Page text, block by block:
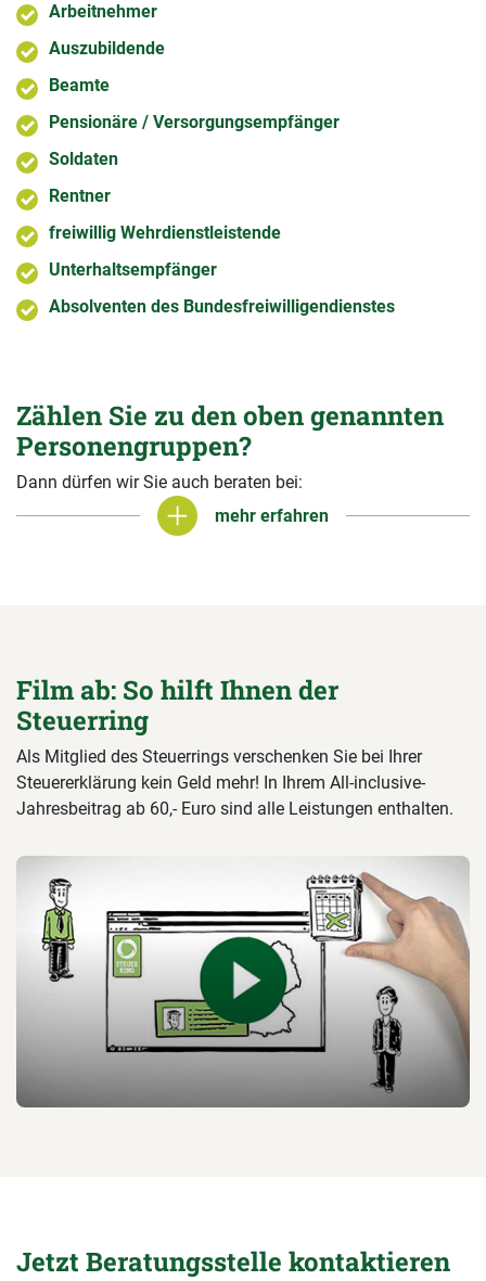
Arbeitnehmer
Auszubildende
Beamte
Pensionäre / Versorgungsempfänger
Soldaten
Rentner
freiwillig Wehrdienstleistende
Unterhaltsempfänger
Absolventen des Bundesfreiwilligendienstes
Zählen Sie zu den oben genannten
Personengruppen?
Dann dürfen wir Sie auch beraten bei:
mehr erfahren
mehr erfahren
Film ab: So hilft Ihnen der
Steuerring
Als Mitglied des Steuerrings verschenken Sie bei Ihrer
Steuererklärung kein Geld mehr! In Ihrem All-inclusive-
Jahresbeitrag ab 60,- Euro sind alle Leistungen enthalten.
Jetzt Beratungsstelle kontaktieren